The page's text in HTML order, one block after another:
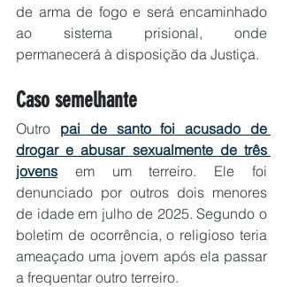
de arma de fogo e será encaminhado
ao sistema prisional, onde
permanecerá à disposição da Justiça.
Caso semelhante
Outro pai de santo foi acusado de
drogar e abusar sexualmente de três
jovens em um terreiro. Ele foi
denunciado por outros dois menores
de idade em julho de 2025. Segundo o
boletim de ocorrência, o religioso teria
ameaçado uma jovem após ela passar
a frequentar outro terreiro.